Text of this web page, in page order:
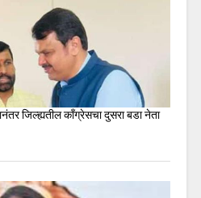
जिल्ह्यतील कॉंग्रेसचा दुसरा बडा नेता